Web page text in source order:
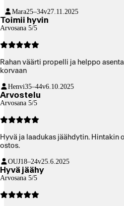
Mara25–34v27.11.2025
Toimii hyvin
Arvosana 5/5
Rahan väärti propelli ja helppo
korvaan
Henvi35–44v6.10.2025
Arvostelu
Arvosana 5/5
Hyvä ja laadukas jäähdytin. Hintakin
ostos.
OUJ18–24v25.6.2025
Hyvä jäähy
Arvosana 5/5